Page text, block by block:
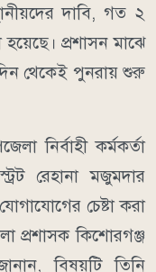
দাবি, গত ২
প্রশাসন মাঝে
থেকেই পুনরায় শুরু
নির্বাহী কর্মকর্তা
রেহানা মজুমদার
চেষ্টা করা
প্রশাসক কিশোরগঞ্জ
বিষয়টি তিনি